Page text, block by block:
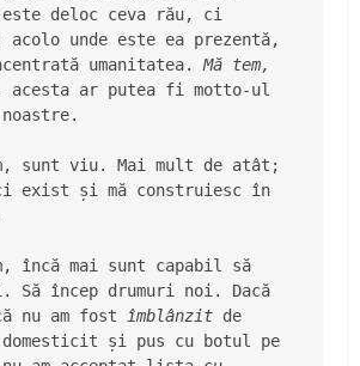
este deloc ceva rău, ci
acolo unde este ea prezentă,
umanitatea. Mă tem,
acesta ar putea fi motto-ul
sunt viu. Mai mult de atât;
exist și mă construiesc în
încă mai sunt capabil să
Să încep drumuri noi. Dacă
nu am fost
îmblânzit de
și pus cu botul pe